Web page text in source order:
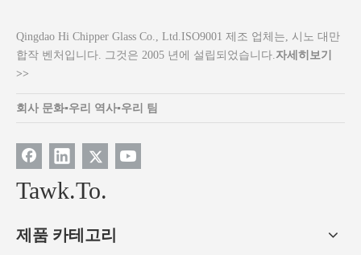
Qingdao Hi Chipper Glass Co., Ltd.ISO9001 제조 업체는, 시노 대만
합작 벤처입니다. 그것은 2005 년에 설립되었습니다.자세히보기
>>
회사 문화▪우리 역사▪우리 팀
Tawk.To.
제품 카테고리